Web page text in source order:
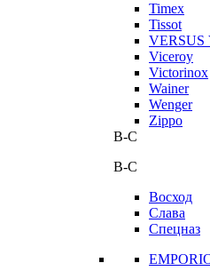
Timex
Tissot
VERSUS
Viceroy
Victorinox
Wainer
Wenger
Zippo
В-С
В-С
Восход
Слава
Спецназ